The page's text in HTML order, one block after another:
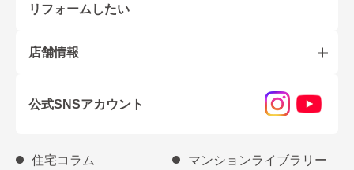
リフォームしたい
店舗情報
公式SNSアカウント
住宅コラム
マンションライブラリー